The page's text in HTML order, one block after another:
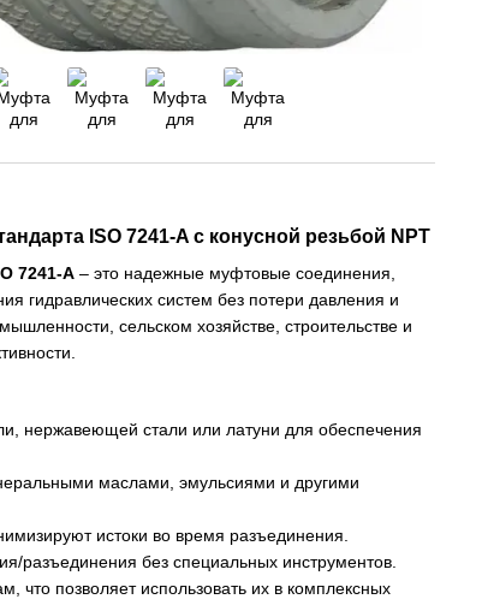
ISO 7241-A с конусной резьбой NPT
7241-A – это надежные муфтовые соединения,
гидравлических систем без потери давления и
сельском хозяйстве, строительстве и
нержавеющей стали или латуни для обеспечения
маслами, эмульсиями и другими
истоки во время разъединения.
разъединения без специальных инструментов.
что позволяет использовать их в комплексных